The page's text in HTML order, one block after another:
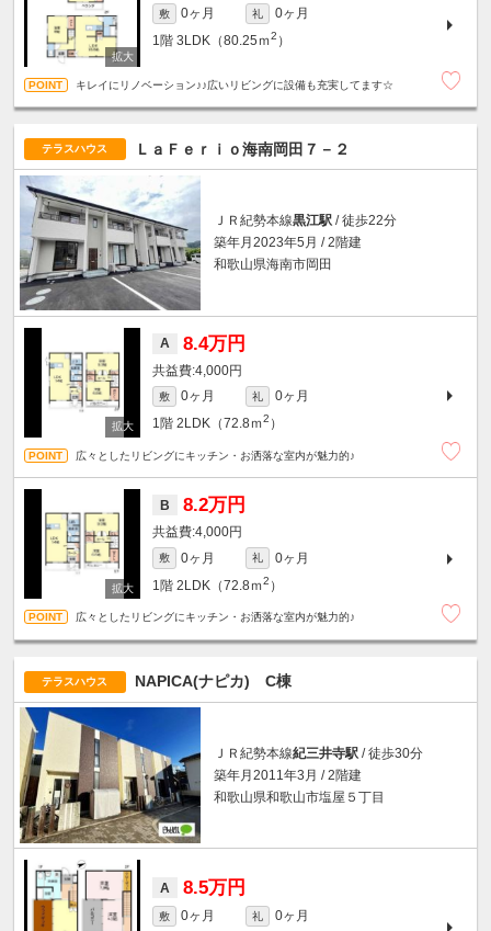
敷 0ヶ月 礼
0ヶ月
1階 3LDK（80.25ｍ2 ）
キレイにリノベーション♪♪広いリビングに設備も充実してます☆
テラスハウス ＬａＦｅｒｉｏ海南岡田７－２
ＪＲ紀勢本線黒江駅 / 徒歩22分
築年月2023年5月 / 2階建
和歌山県海南市岡田
A 8.4万円
4,000円
敷 0ヶ月 礼
0ヶ月
1階 2LDK（72.8ｍ2 ）
広々としたリビングにキッチン・お洒落な室内が魅力的♪
B 8.2万円
4,000円
敷 0ヶ月 礼
0ヶ月
1階 2LDK（72.8ｍ2 ）
広々としたリビングにキッチン・お洒落な室内が魅力的♪
テラスハウス NAPICA(ナピカ) C棟
ＪＲ紀勢本線紀三井寺駅 / 徒歩30分
築年月2011年3月 / 2階建
和歌山県和歌山市塩屋５丁目
A 8.5万円
敷 0ヶ月 礼
0ヶ月